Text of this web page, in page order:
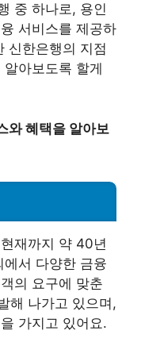
중 하나로, 용인
서비스를 제공하
신한은행의 지점
아보도록 할게
와 혜택을 알아보
재까지 약 40년
서 다양한 금융
의 요구에 맞춘
해 나가고 있으며,
가지고 있어요.